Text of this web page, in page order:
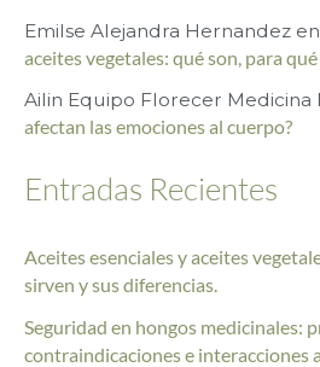
o
r
:
Emilse Alejandra Hernandez en
aceites vegetales: qué son, para
Ailin Equipo Florecer Medicina
afectan las emociones al cuerpo?
Entradas Recientes
Aceites esenciales y aceites
sirven y sus diferencias.
Seguridad en hongos medicinales:
contraindicaciones e interacciones